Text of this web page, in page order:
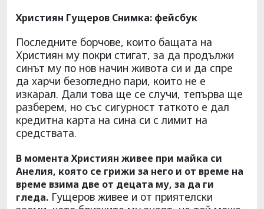
Християн Гущеров Снимка: фейсбук
Последните борчове, които бащата на
Християн му покри стигат, за да продължи
синът му по нов начин живота си и да спре
да харчи безогледно пари, които не е
изкарал. Дали това ще се случи, тепърва ще
разберем, но със сигурност таткото е дал
кредитна карта на сина си с лимит на
средствата.
В момента Християн живее при майка си
Анелия, която се грижи за него и от време на
време взима две от децата му, за да ги
гледа. Гущеров живее и от приятелски